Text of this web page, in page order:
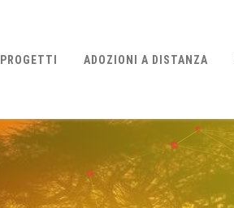
PROGETTI ADOZIONI A DISTANZA